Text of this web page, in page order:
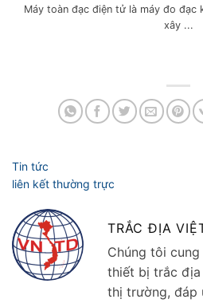
Máy toàn đạc điện tử là máy đo đạc
xây ...
TRẮC ĐỊA
Chúng tôi
thiết bị trắc địa
thị trường, đáp